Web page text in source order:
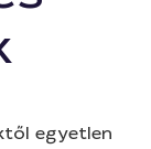
egyetlen